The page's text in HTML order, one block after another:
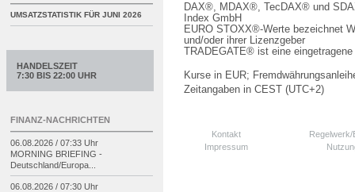
DAX®, MDAX®, TecDAX® und
Index GmbH
EURO STOXX®-Werte bezeichnet
und/oder ihrer Lizenzgeber
TRADEGATE® ist eine
Kurse in EUR;
Zeitangaben in CEST (UTC+2)
Kontakt
Impressum
UMSATZSTATISTIK FÜR JUNI 2026
HANDELSZEIT
7:30 BIS 22:00 UHR
FINANZ-NACHRICHTEN
06.08.2026 / 07:33 Uhr
MORNING BRIEFING -
Deutschland/Europa...
06.08.2026 / 07:30 Uhr